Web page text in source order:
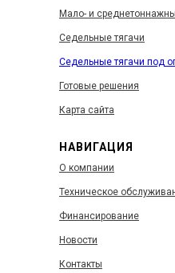
Мало- и
Седельные тягачи
Седельные тягачи под
Готовые решения
Карта сайта
НАВИГАЦИЯ
О компании
Техническое
Финансирование
Новости
Контакты